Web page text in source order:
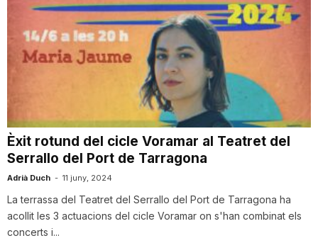
C
u
t
a
Èxit rotund del cicle Voramar al Teatret del
Serrallo del Port de Tarragona
Adrià Duch - 11 juny, 2024
La terrassa del Teatret del Serrallo del Port de Tarragona ha
acollit les 3 actuacions del cicle Voramar on s'han combinat els
concerts i...